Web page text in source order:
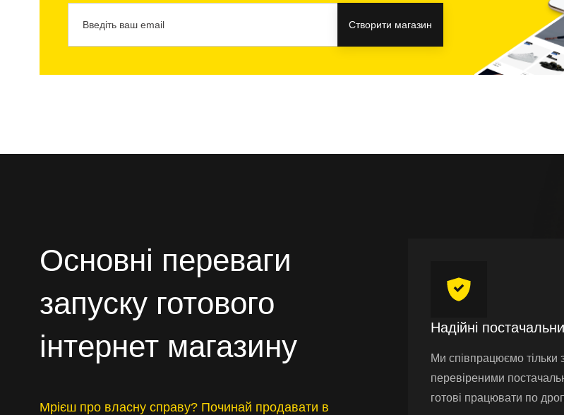
Створити магазин
Основні переваги
запуску готового
інтернет магазину
Мрієш про власну справу? Починай продавати в
Надійні
Ми співпрацюємо тільки
перевіреними
готові працювати по